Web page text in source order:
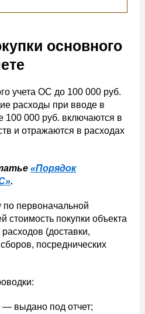
основного
учета ОС до 100 000 руб.
расходы при вводе в
100 000 руб. включаются в
и отражаются в расходах
«Порядок
.
первоначальной
стоимость покупки объекта
(доставки,
посреднических
— выдано под отчет;